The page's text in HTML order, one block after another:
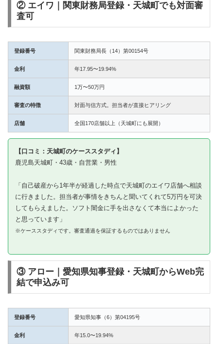
② エイワ｜関東財務局登録・天城町でも対面審
査可
登録番号 関東財務局長（14）第00154号
金利 年17.95〜19.94%
融資額 1万〜50万円
審査の特徴 対面与信方式。担当者が直接ヒアリング
店舗 全国170店舗以上（天城町にも展開）
【口コミ：天城町のケーススタディ】
鹿児島天城町・43歳・自営業・男性
「自己破産から1年半が経過した時点で天城町のエイワ店舗へ相談
に行きました。担当者が事情をきちんと聞いてくれて5万円を可決
してもらえました。ソフト闇金に手を出さなくて本当によかった
と思っています」
※ケーススタディです。審査通過を保証するものではありません
③ アロー｜愛知県知事登録・天城町からWeb完
結で申込み可
登録番号 愛知県知事（6）第04195号
金利 年15.0〜19.94%